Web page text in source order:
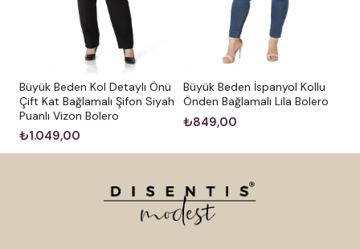
Büyük Beden Kol Detaylı Önü
Çift Kat Bağlamalı Şifon Siyah
Puanlı Vizon Bolero
₺1.049,00
Büyük Beden İspanyol Kollu
Önden Bağlamalı Lila Bolero
₺849,00